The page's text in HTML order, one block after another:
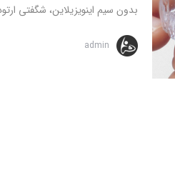
بدون سیم اینویزیلاین، شگفتی
admin